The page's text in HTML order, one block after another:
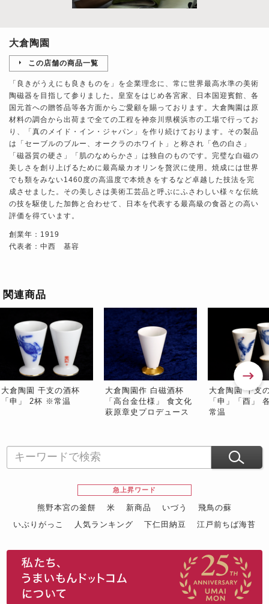
大倉陶園
この店舗の商品一覧
「良きがうえにも良きものを」を企業理念に、常に世界最高水準の美術
陶磁器を目指して参りました。皇室をはじめ各宮家、日本国迎賓館、各
国元首への贈答品等各方面からご愛顧を賜っております。大倉陶園は原
材料の調合から出荷まで全ての工程を神奈川県横浜市の工場で行ってお
り、「真のメイド・イン・ジャパン」を作り続けております。その製品
は「セーブルのブルー、オークラのホワイト」と称され「色の白さ」
「磁器質の硬さ」「肌のなめらかさ」は独自のものです。完璧な白磁の
美しさを創り上げるために最高級カオリンを贅沢に使用。焼成には世界
でも類をみない1460度の高温度で本焼きをするなど卓越した技法を完
成させました。その美しさは美術工芸品と呼ぶにふさわしい様々な伝統
の技を駆使した加飾と合わせて、日本を代表する最高級の食器との高い
評価を得ています。
創業年：1919
代表者：中西 基容
関連商品
大倉陶園 干支の酒杯
「申」 2杯 ※常温
大倉陶園作 白磁酒杯
「高台金仕様」 食文化
萩原章史プロデュース
大倉陶園 干支
「申」「酉」
常温
急上昇ワード
熊野本宮の釜餅 米 新商品 いづう
飛鳥の蘇
いぶりがっこ
人気ランキング 下仁田納豆
江戸前ちば海苔